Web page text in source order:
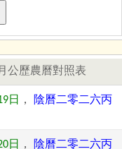
公歷農曆對照表
日 ，
陰曆二零二六丙
日 ，
陰曆二零二六丙